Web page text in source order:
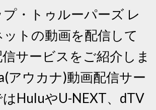
・トゥルーパーズ レ
トの動画を配信して
サービスをご紹介しま
アウカナ)動画配信サー
はHuluやU-NEXT、dTV